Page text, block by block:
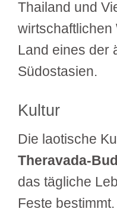
Thailand und
wirtschaftlichen
Land eines der
Südostasien.
Kultur
Die laotische
Theravada-
das tägliche
Feste